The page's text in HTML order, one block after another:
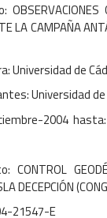
LA CAMPAÑA
Universidad de
Universidad de
2004
DECEPCIÓN
21547-E